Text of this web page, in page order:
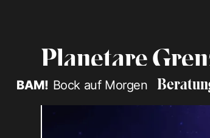
BAM! Bock auf Morgen
Planetare